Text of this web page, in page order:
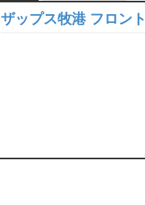
ザップス牧港 フロント